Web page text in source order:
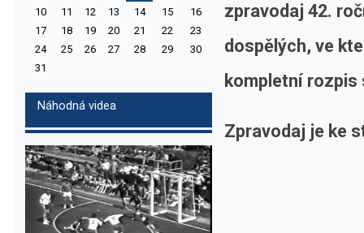
10
11 12 13 14 15
16
17
18 19 20 21 22
23
24
25 26 27 28 29
30
31
Náhodná videa
zpravodaj 42.
dospělých, ve
kompletní rozpis
Zpravodaj je ke